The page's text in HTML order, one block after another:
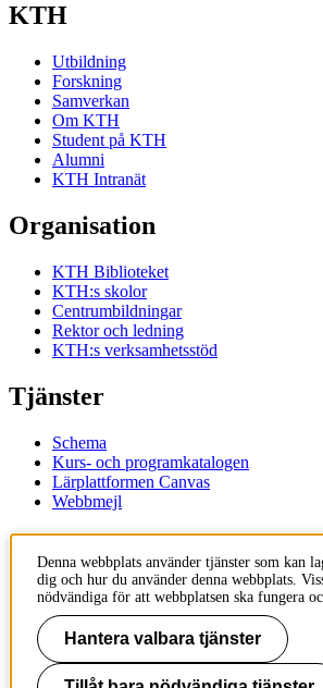
KTH
Utbildning
Forskning
Samverkan
Om KTH
Student på KTH
Alumni
KTH Intranät
Organisation
KTH Biblioteket
KTH:s skolor
Centrumbildningar
Rektor och ledning
KTH:s verksamhetsstöd
Tjänster
Schema
Kurs- och programkatalogen
Lärplattformen Canvas
Webbmejl
Kontakt
KTH
100 44 Stockholm
+46 8 790 60 00
Kontakta KTH
Denna webbplats använder tjänster som kan
dig och hur du använder denna webbplats.
nödvändiga för att webbplatsen ska fungera
Hantera valbara tjänster